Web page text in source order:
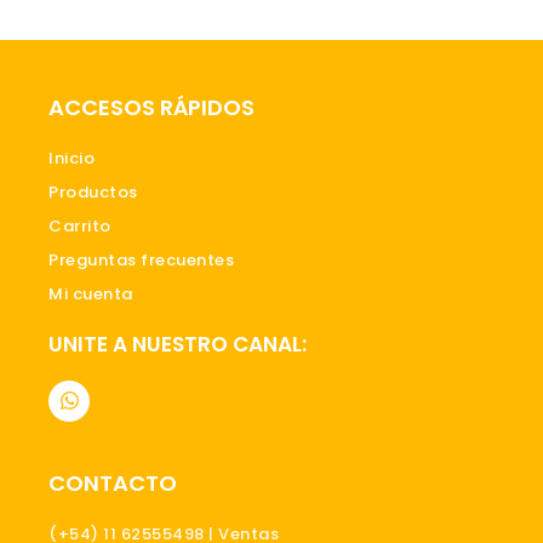
ACCESOS RÁPIDOS
Inicio
Productos
Carrito
Preguntas frecuentes
Mi cuenta
UNITE A NUESTRO CANAL:
W
h
s
a
p
CONTACTO
(+54) 11 62555498 | Ventas